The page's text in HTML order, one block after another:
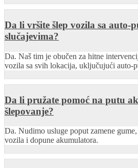
Da li vršite šlep vozila sa auto-
slučajevima?
Da. Naš tim je obučen za hitne
vozila sa svih lokacija, uključujući auto-
Da li pružate pomoć na putu
šlepovanje?
Da. Nudimo usluge poput zamene
vozila i dopune akumulatora.